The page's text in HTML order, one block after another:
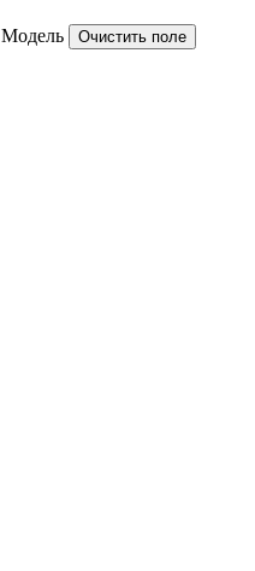
Модель
Очистить поле